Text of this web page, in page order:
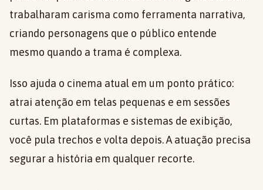
trabalharam carisma como ferramenta narrativa,
criando personagens que o público entende
mesmo quando a trama é complexa.
Isso ajuda o cinema atual em um ponto prático:
atrai atenção em telas pequenas e em sessões
curtas. Em plataformas e sistemas de exibição,
você pula trechos e volta depois. A atuação precisa
segurar a história em qualquer recorte.